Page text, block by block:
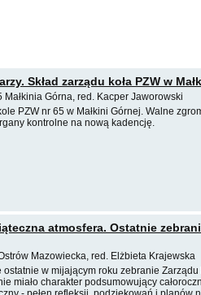
Skład zarządu koła PZW w
Małkinia Górna, red. Kacper Jaworowski
PZW nr 65 w Małkini Górnej. Walne
kontrolne na nową kadencję.
atmosfera. Ostatnie
Mazowiecka, red. Elżbieta Krajewska
w mijającym roku zebranie Zarządu
miało charakter podsumowujący